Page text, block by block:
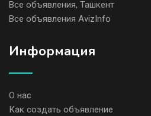
Все объявления, Ташкент
Все объявления AvizInfo
Информация
О нас
Как создать объявление